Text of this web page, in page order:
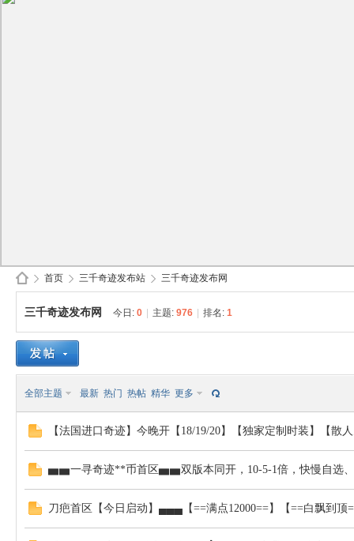
30 »
首页 三千奇迹发布站 三千奇迹发布网
三千奇迹发布网 今日: 0 主题: 976 排名: 1
全部主题 最新 热门 热帖 精华 更多
【法国进口奇迹】今晚开【18/19/20】【独家定制时装】【散
▅▅一寻奇迹**币首区▅▅双版本同开，10-5-1倍，快慢自选、
刀疤首区【今日启动】▄▄▄【==满点12000==】【==白飘到